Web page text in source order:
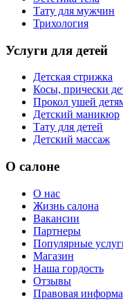
Тату для мужчин
Трихология
Услуги для детей
Детская стрижка
Косы, прически
Прокол ушей
Детский маникюр
Тату для детей
Детский массаж
О салоне
О нас
Жизнь салона
Вакансии
Партнеры
Популярные
Магазин
Наша гордость
Отзывы
Правовая